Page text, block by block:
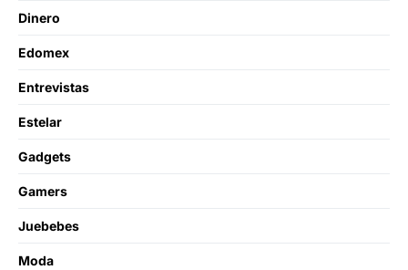
Dinero
Edomex
Entrevistas
Estelar
Gadgets
Gamers
Juebebes
Moda